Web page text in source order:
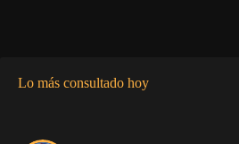
Lo más consultado hoy